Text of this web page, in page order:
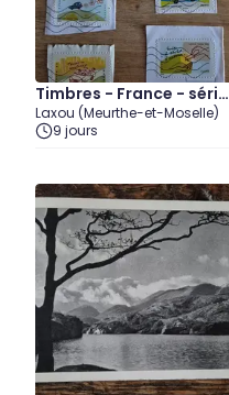
Timbres - France - séries
lot 5
Laxou (Meurthe-et-Moselle)
9 jours